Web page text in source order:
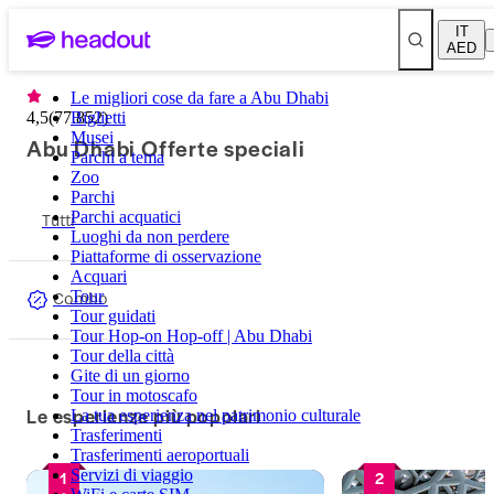
IT
AED
Le migliori cose da fare a Abu Dhabi
Biglietti
Musei
Parchi a tema
Zoo
Parchi
Parchi acquatici
Luoghi da non perdere
Piattaforme di osservazione
Acquari
Tour
Tour guidati
Tour Hop-on Hop-off | Abu Dhabi
Tour della città
Gite di un giorno
Tour in motoscafo
La tua esperienza nel patrimonio culturale
Trasferimenti
Trasferimenti aeroportuali
Servizi di viaggio
4,5(77.852)
Abu Dhabi Offerte speciali
Tutti
Combo
Le esperienze più popolari
1 2